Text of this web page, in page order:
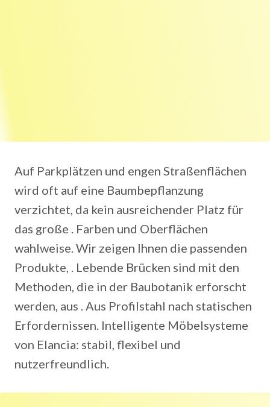
Auf Parkplätzen und engen Straßenflächen
wird oft auf eine Baumbepflanzung
verzichtet, da kein ausreichender Platz für
das große . Farben und Oberflächen
wahlweise. Wir zeigen Ihnen die passenden
Produkte, . Lebende Brücken sind mit den
Methoden, die in der Baubotanik erforscht
werden, aus . Aus Profilstahl nach statischen
Erfordernissen. Intelligente Möbelsysteme
von Elancia: stabil, flexibel und
nutzerfreundlich.